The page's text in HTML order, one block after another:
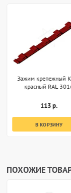
Зажим крепежный
красный RAL
113 р.
В КОРЗИНУ
ПОХОЖИЕ